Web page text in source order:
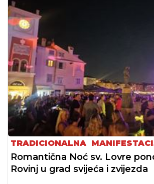
TRADICIONALNA
Romantična Noć sv. Lovre
Rovinj u grad svijeća i zvijezda